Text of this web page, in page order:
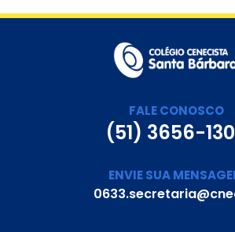
FALE CONOSCO
(51) 3656-
ENVIE SUA